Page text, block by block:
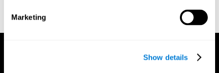
Marketing
Show details
operations. Behavior Research Methods, Instrumentation, and
Computers, 17, 652–655